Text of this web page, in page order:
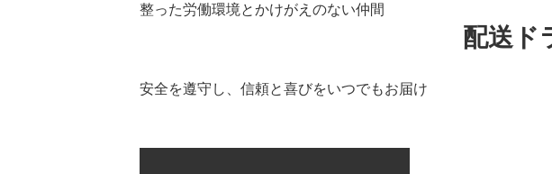
整った労働環境とかけがえのない仲間
配送ド
安全を遵守し、信頼と喜びをいつでもお届け